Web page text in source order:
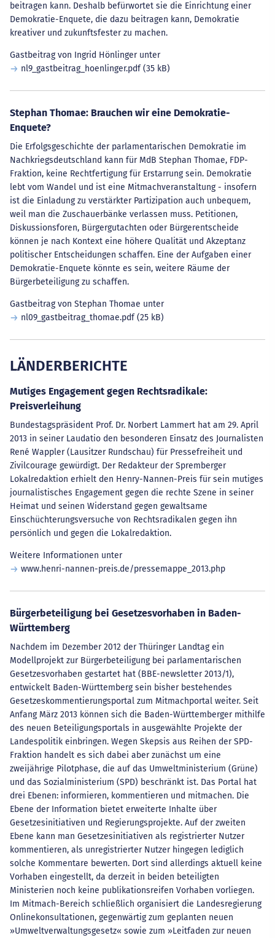
beitragen kann. Deshalb befürwortet sie die Einrichtung einer
Demokratie-Enquete, die dazu beitragen kann, Demokratie
kreativer und zukunftsfester zu machen.
Gastbeitrag von Ingrid Hönlinger unter
nl9_gastbeitrag_hoenlinger.pdf(35 kB)
Stephan Thomae: Brauchen wir eine Demokratie-
Enquete?
Die Erfolgsgeschichte der parlamentarischen Demokratie im
Nachkriegsdeutschland kann für MdB Stephan Thomae, FDP-
Fraktion, keine Rechtfertigung für Erstarrung sein. Demokratie
lebt vom Wandel und ist eine Mitmachveranstaltung - insofern
ist die Einladung zu verstärkter Partizipation auch unbequem,
weil man die Zuschauerbänke verlassen muss. Petitionen,
Diskussionsforen, Bürgergutachten oder Bürgerentscheide
können je nach Kontext eine höhere Qualität und Akzeptanz
politischer Entscheidungen schaffen. Eine der Aufgaben einer
Demokratie-Enquete könnte es sein, weitere Räume der
Bürgerbeteiligung zu schaffen.
Gastbeitrag von Stephan Thomae unter
nl09_gastbeitrag_thomae.pdf(25 kB)
LÄNDERBERICHTE
Mutiges Engagement gegen Rechtsradikale:
Preisverleihung
Bundestagspräsident Prof. Dr. Norbert Lammert hat am 29. April
2013 in seiner Laudatio den besonderen Einsatz des Journalisten
René Wappler (Lausitzer Rundschau) für Pressefreiheit und
Zivilcourage gewürdigt. Der Redakteur der Spremberger
Lokalredaktion erhielt den Henry-Nannen-Preis für sein mutiges
journalistisches Engagement gegen die rechte Szene in seiner
Heimat und seinen Widerstand gegen gewaltsame
Einschüchterungsversuche von Rechtsradikalen gegen ihn
persönlich und gegen die Lokalredaktion.
Weitere Informationen unter
www.henri-nannen-preis.de/pressemappe_2013.php
Bürgerbeteiligung bei Gesetzesvorhaben in Baden-
Württemberg
Nachdem im Dezember 2012 der Thüringer Landtag ein
Modellprojekt zur Bürgerbeteiligung bei parlamentarischen
Gesetzesvorhaben gestartet hat (BBE-newsletter 2013/1),
entwickelt Baden-Württemberg sein bisher bestehendes
Gesetzeskommentierungsportal zum Mitmachportal weiter. Seit
Anfang März 2013 können sich die Baden-Württemberger mithilfe
des neuen Beteiligungsportals in ausgewählte Projekte der
Landespolitik einbringen. Wegen Skepsis aus Reihen der SPD-
Fraktion handelt es sich dabei aber zunächst um eine
zweijährige Pilotphase, die auf das Umweltministerium (Grüne)
und das Sozialministerium (SPD) beschränkt ist. Das Portal hat
drei Ebenen: informieren, kommentieren und mitmachen. Die
Ebene der Information bietet erweiterte Inhalte über
Gesetzesinitiativen und Regierungsprojekte. Auf der zweiten
Ebene kann man Gesetzesinitiativen als registrierter Nutzer
kommentieren, als unregistrierter Nutzer hingegen lediglich
solche Kommentare bewerten. Dort sind allerdings aktuell keine
Vorhaben eingestellt, da derzeit in beiden beteiligten
Ministerien noch keine publikationsreifen Vorhaben vorliegen.
Im Mitmach-Bereich schließlich organisiert die Landesregierung
Onlinekonsultationen, gegenwärtig zum geplanten neuen
»Umweltverwaltungsgesetz« sowie zum »Leitfaden zur neuen